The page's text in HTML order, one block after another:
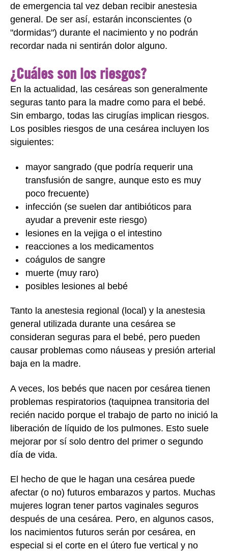
de emergencia tal vez deban recibir anestesia
general. De ser así, estarán inconscientes (o
"dormidas") durante el nacimiento y no podrán
recordar nada ni sentirán dolor alguno.
¿Cuáles son los riesgos?
En la actualidad, las cesáreas son generalmente
seguras tanto para la madre como para el bebé.
Sin embargo, todas las cirugías implican riesgos.
Los posibles riesgos de una cesárea incluyen los
siguientes:
mayor sangrado (que podría requerir una
transfusión de sangre, aunque esto es muy
poco frecuente)
infección (se suelen dar antibióticos para
ayudar a prevenir este riesgo)
lesiones en la vejiga o el intestino
reacciones a los medicamentos
coágulos de sangre
muerte (muy raro)
posibles lesiones al bebé
Tanto la anestesia regional (local) y la anestesia
general utilizada durante una cesárea se
consideran seguras para el bebé, pero pueden
causar problemas como náuseas y presión arterial
baja en la madre.
A veces, los bebés que nacen por cesárea tienen
problemas respiratorios (taquipnea transitoria del
recién nacido porque el trabajo de parto no inició la
liberación de líquido de los pulmones. Esto suele
mejorar por sí solo dentro del primer o segundo
día de vida.
El hecho de que le hagan una cesárea puede
afectar (o no) futuros embarazos y partos. Muchas
mujeres logran tener partos vaginales seguros
después de una cesárea. Pero, en algunos casos,
los nacimientos futuros serán por cesárea, en
especial si el corte en el útero fue vertical y no